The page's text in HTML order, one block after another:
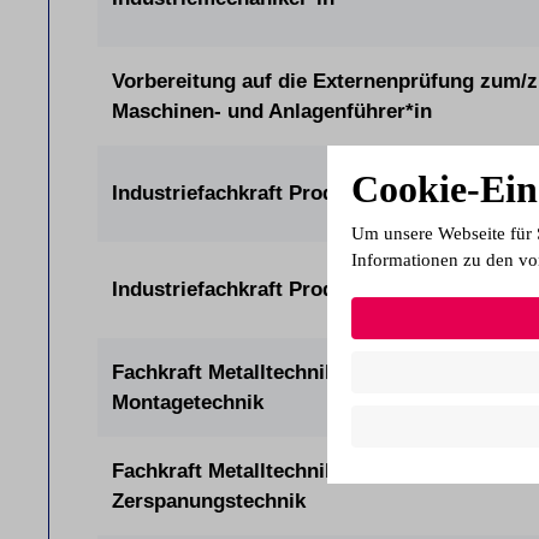
Vorbereitung auf die Externenprüfung zum/
Maschinen- und Anlagenführer*in
Industriefachkraft Produktion Mechatronik
Industriefachkraft Produktion Metall (IHK)
Fachkraft Metalltechnik Fachrichtung
Montagetechnik
Fachkraft Metalltechnik Fachrichtung
Zerspanungstechnik
Cookie-
Um unsere Webseite
Informationen zu den